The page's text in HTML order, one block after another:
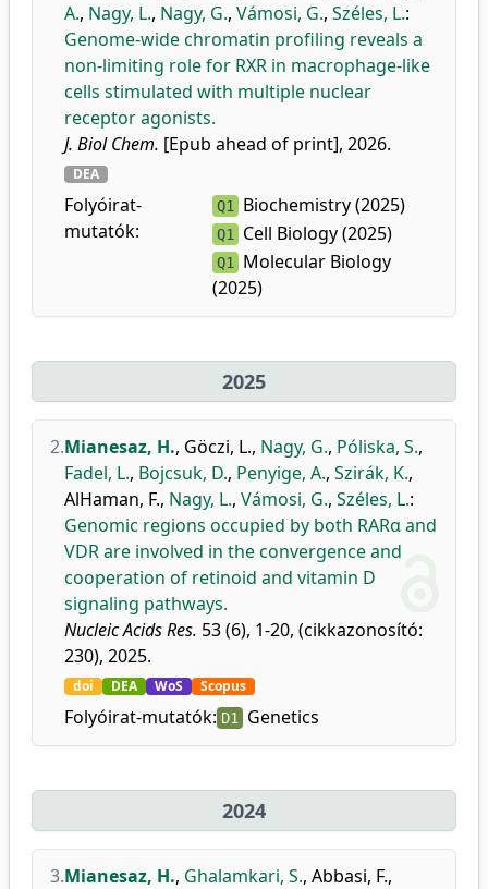
A., Nagy, L., Nagy, G., Vámosi, G., Széles, L.:
Genome-wide chromatin profiling reveals a
non-limiting role for RXR in macrophage-like
cells stimulated with multiple nuclear
receptor agonists.
J. Biol Chem. [Epub ahead of print], 2026.
DEA
Folyóirat-
mutatók:
Q1 Biochemistry (2025)
Q1 Cell Biology (2025)
Q1 Molecular Biology
(2025)
2025
2.Mianesaz, H., Göczi, L., Nagy, G., Póliska, S.,
Fadel, L., Bojcsuk, D., Penyige, A., Szirák, K.,
AlHaman, F., Nagy, L., Vámosi, G., Széles, L.:
Genomic regions occupied by both RARα and
VDR are involved in the convergence and
cooperation of retinoid and vitamin D
signaling pathways.
Nucleic Acids Res. 53 (6), 1-20, (cikkazonosító:
230), 2025.
doi DEA WoS Scopus
Folyóirat-mutatók: D1 Genetics
2024
3.Mianesaz, H., Ghalamkari, S., Abbasi, F.,